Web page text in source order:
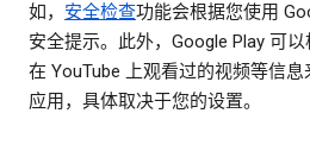
如， 安全检查功能会根据您使用
安全提示。此外，Google Play 可
在 YouTube 上观看过的视频等信
应用，具体取决于您的设置。